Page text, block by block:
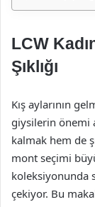
LCW
Şıklığı
Kış aylarının
giysilerin önemi
kalmak hem de
mont seçimi
koleksiyonunda
çekiyor. Bu